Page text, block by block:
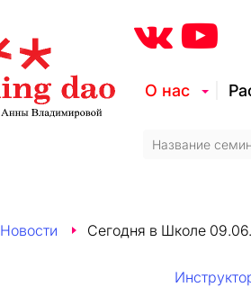
О нас
Новости Сегодня в Школе